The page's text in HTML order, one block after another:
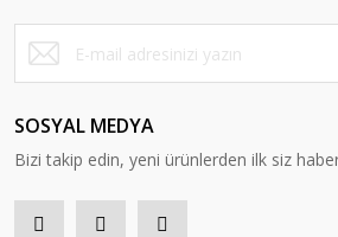
SOSYAL MEDYA
Bizi takip edin, yeni ürünlerden ilk siz